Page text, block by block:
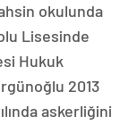
okulunda
Lisesinde
Hukuk
2013
askerliğini